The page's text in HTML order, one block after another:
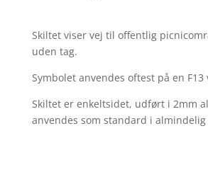
Skiltet viser vej til offentlig
uden tag.
Symbolet anvendes oftest på en
Skiltet er enkeltsidet, udført i 2mm
anvendes som standard i almindelig